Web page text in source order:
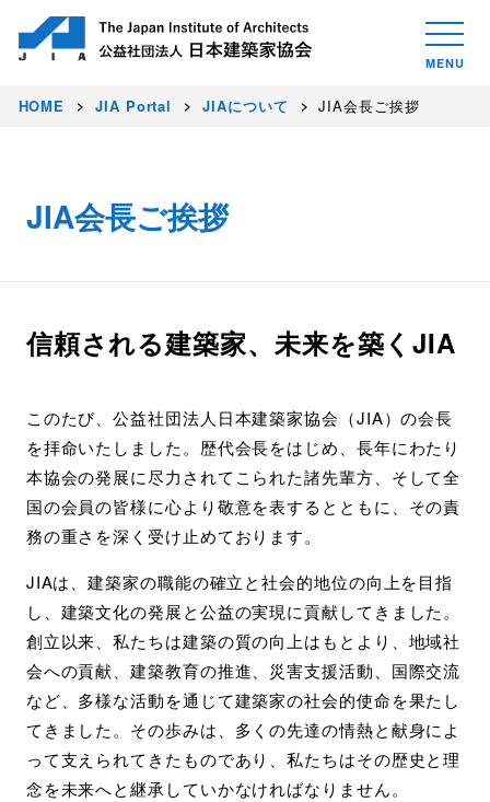
HOME JIA Portal JIAについて JIA会長ご挨拶
JIA会長ご挨拶
信頼される建築家、未来を築くJIA
このたび、公益社団法人日本建築家協会（JIA）の会長
を拝命いたしました。歴代会長をはじめ、長年にわたり
本協会の発展に尽力されてこられた諸先輩方、そして全
国の会員の皆様に心より敬意を表するとともに、その責
務の重さを深く受け止めております。
JIAは、建築家の職能の確立と社会的地位の向上を目指
し、建築文化の発展と公益の実現に貢献してきました。
創立以来、私たちは建築の質の向上はもとより、地域社
会への貢献、建築教育の推進、災害支援活動、国際交流
など、多様な活動を通じて建築家の社会的使命を果たし
てきました。その歩みは、多くの先達の情熱と献身によ
って支えられてきたものであり、私たちはその歴史と理
念を未来へと継承していかなければなりません。